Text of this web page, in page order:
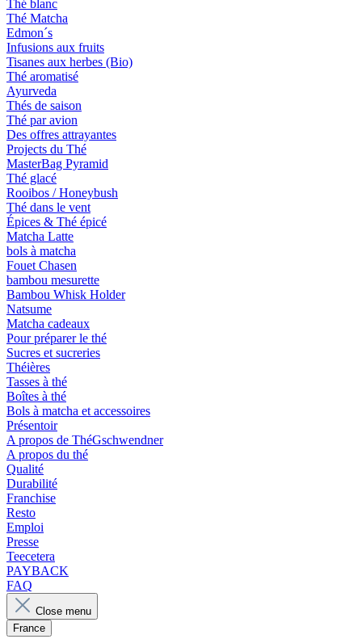
Thé blanc
Thé Matcha
Edmon´s
Infusions aux fruits
Tisanes aux herbes (Bio)
Thé aromatisé
Ayurveda
Thés de saison
Thé par avion
Des offres attrayantes
Projects du Thé
MasterBag Pyramid
Thé glacé
Rooibos / Honeybush
Thé dans le vent
Épices & Thé épicé
Matcha Latte
bols à matcha
Fouet Chasen
bambou mesurette
Bambou Whisk Holder
Natsume
Matcha cadeaux
Pour préparer le thé
Sucres et sucreries
Théières
Tasses à thé
Boîtes à thé
Bols à matcha et accessoires
Présentoir
A propos de ThéGschwendner
A propos du thé
Qualité
Durabilité
Franchise
Resto
Emploi
Presse
Teecetera
PAYBACK
FAQ
Close menu
France